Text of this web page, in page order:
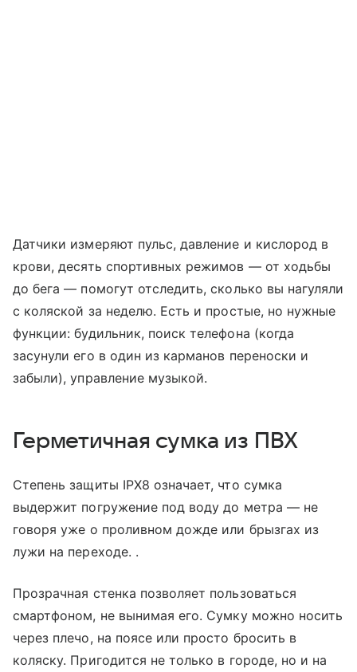
Датчики измеряют пульс, давление и кислород в
крови, десять спортивных режимов — от ходьбы
до бега — помогут отследить, сколько вы нагуляли
с коляской за неделю. Есть и простые, но нужные
функции: будильник, поиск телефона (когда
засунули его в один из карманов переноски и
забыли), управление музыкой.
Герметичная сумка из ПВХ
Степень защиты IPX8 означает, что сумка
выдержит погружение под воду до метра — не
говоря уже о проливном дожде или брызгах из
лужи на переходе. .
Прозрачная стенка позволяет пользоваться
смартфоном, не вынимая его. Сумку можно носить
через плечо, на поясе или просто бросить в
коляску. Пригодится не только в городе, но и на